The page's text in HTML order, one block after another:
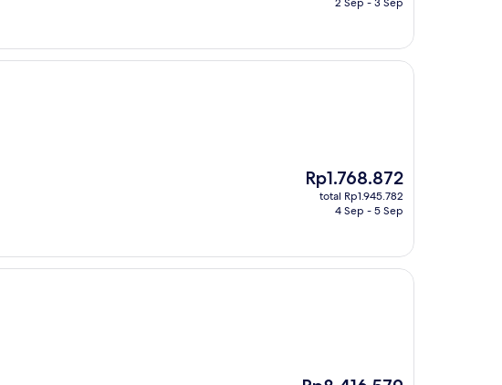
Harga
sekarang
Rp1.768.872
Rp1.768.872
total Rp1.945.782
4 Sep - 5 Sep